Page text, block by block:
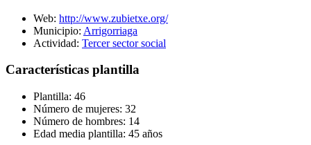
Web: http://www.zubietxe.org/
Municipio: Arrigorriaga
Actividad: Tercer sector social
Características plantilla
Plantilla: 46
Número de mujeres: 32
Número de hombres: 14
Edad media plantilla: 45 años